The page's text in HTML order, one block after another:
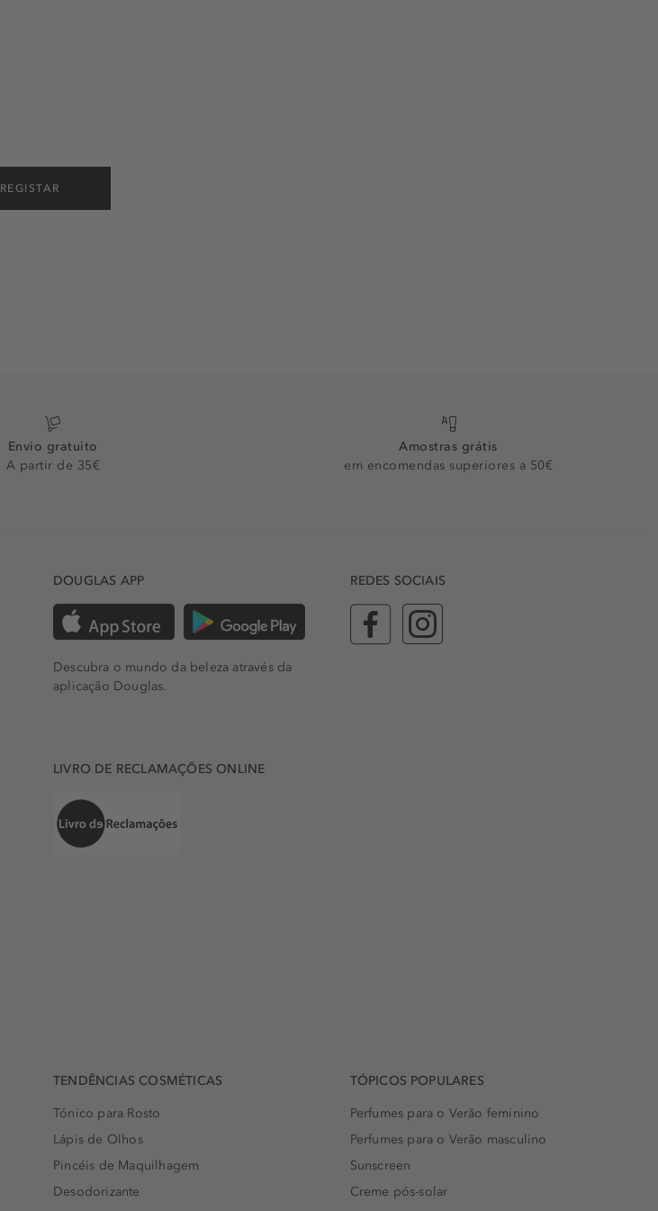
REGISTAR
Envio gratuito
A partir de 35€
Amostras grátis
em encomendas superiores a 50€
DOUGLAS APP
Descubra o mundo da beleza através da
aplicação Douglas.
REDES SOCIAIS
LIVRO DE RECLAMAÇÕES ONLINE
TENDÊNCIAS COSMÉTICAS
Tónico para Rosto
Lápis de Olhos
Pincéis de Maquilhagem
Desodorizante
TÓPICOS POPULARES
Perfumes para o Verão feminino
Perfumes para o Verão masculino
Sunscreen
Creme pós-solar